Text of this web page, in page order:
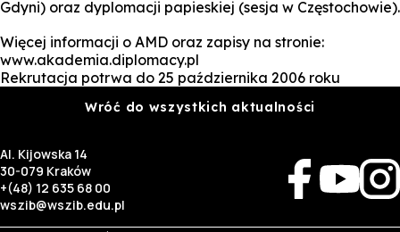
Gdyni) oraz dyplomacji papieskiej (sesja w Częstochowie).
Więcej informacji o AMD oraz zapisy na stronie:
www.akademia.diplomacy.pl
Rekrutacja potrwa do 25 października 2006 roku
Wróć do wszystkich aktualności
Al. Kijowska 14
30-079 Kraków
+(48) 12 635 68 00
wszib@wszib.edu.pl